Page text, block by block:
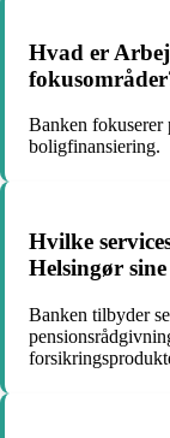
Hvad er
Banken
boligfinansiering.
Hvilke
Helsingør
Banken tilbyder